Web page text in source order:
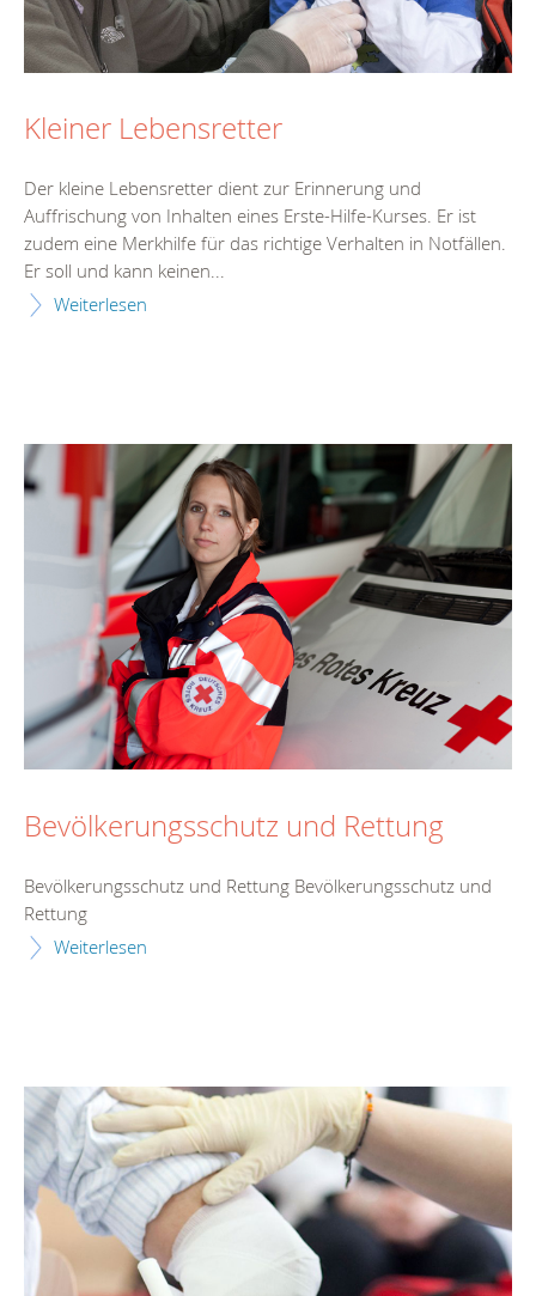
Kleiner Lebensretter
Der kleine Lebensretter dient zur Erinnerung und
Auffrischung von Inhalten eines Erste-Hilfe-Kurses. Er ist
zudem eine Merkhilfe für das richtige Verhalten in Notfällen.
Er soll und kann keinen...
Weiterlesen
Bevölkerungsschutz und Rettung
Bevölkerungsschutz und Rettung Bevölkerungsschutz und
Rettung
Weiterlesen